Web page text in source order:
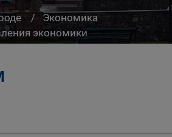
Экономика
экономики
анализа